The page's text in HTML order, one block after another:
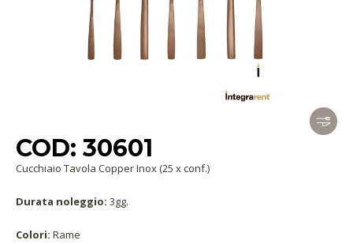
COD: 30601
Cucchiaio Tavola Copper Inox (25 x conf.)
Durata noleggio: 3gg.
Colori: Rame